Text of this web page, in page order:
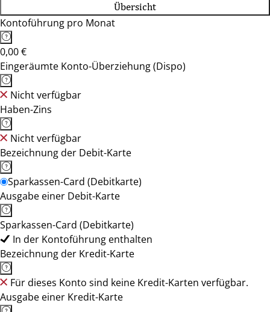
Übersicht
Kontoführung pro Monat
0,00 €
Eingeräumte Konto-Überziehung (Dispo)
Nicht verfügbar
Haben-Zins
Nicht verfügbar
Bezeichnung der Debit-Karte
Sparkassen-Card (Debitkarte)
Ausgabe einer Debit-Karte
Sparkassen-Card (Debitkarte)
In der Kontoführung enthalten
Bezeichnung der Kredit-Karte
Für dieses Konto sind keine Kredit-Karten verfügbar.
Ausgabe einer Kredit-Karte